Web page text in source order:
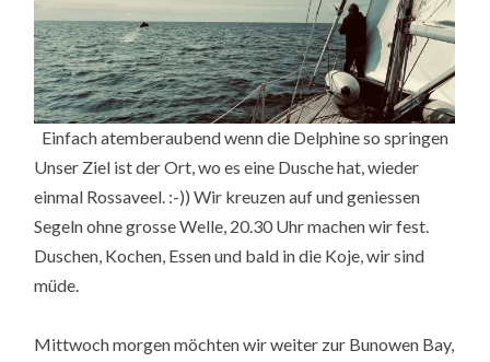
Einfach atemberaubend wenn die Delphine so springen
Unser Ziel ist der Ort, wo es eine Dusche hat, wieder
einmal Rossaveel. :-)) Wir kreuzen auf und geniessen
Segeln ohne grosse Welle, 20.30 Uhr machen wir fest.
Duschen, Kochen, Essen und bald in die Koje, wir sind
müde.
Mittwoch morgen möchten wir weiter zur Bunowen Bay,